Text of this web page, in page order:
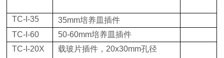
TC-I-35 35mm培养皿插件
TC-I-60
50-60mm培养皿插件
TC-I-20X
载玻片插件， 20x30mm孔径